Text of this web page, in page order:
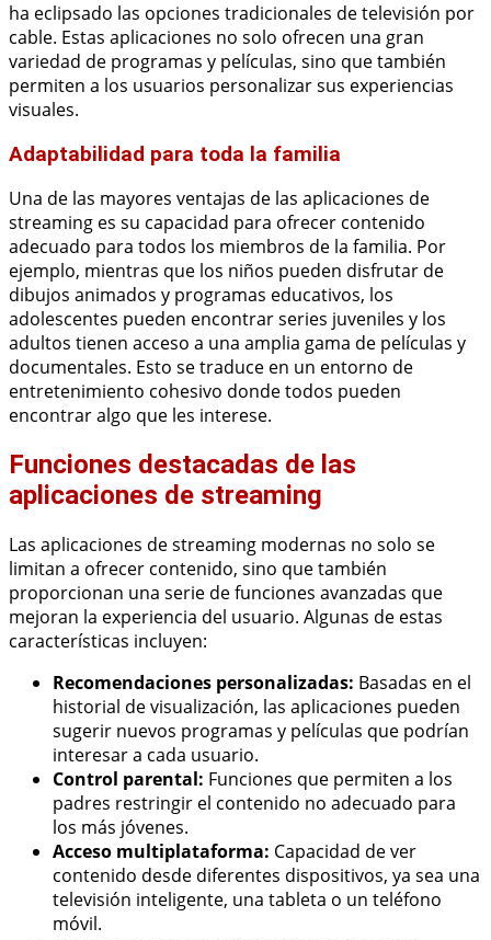
ha eclipsado las opciones tradicionales de televisión por
cable. Estas aplicaciones no solo ofrecen una gran
variedad de programas y películas, sino que también
permiten a los usuarios personalizar sus experiencias
visuales.
Adaptabilidad para toda la familia
Una de las mayores ventajas de las aplicaciones de
streaming es su capacidad para ofrecer contenido
adecuado para todos los miembros de la familia. Por
ejemplo, mientras que los niños pueden disfrutar de
dibujos animados y programas educativos, los
adolescentes pueden encontrar series juveniles y los
adultos tienen acceso a una amplia gama de películas y
documentales. Esto se traduce en un entorno de
entretenimiento cohesivo donde todos pueden
encontrar algo que les interese.
Funciones destacadas de las
aplicaciones de streaming
Las aplicaciones de streaming modernas no solo se
limitan a ofrecer contenido, sino que también
proporcionan una serie de funciones avanzadas que
mejoran la experiencia del usuario. Algunas de estas
características incluyen:
Recomendaciones personalizadas: Basadas en el
historial de visualización, las aplicaciones pueden
sugerir nuevos programas y películas que podrían
interesar a cada usuario.
Control parental: Funciones que permiten a los
padres restringir el contenido no adecuado para
los más jóvenes.
Acceso multiplataforma: Capacidad de ver
contenido desde diferentes dispositivos, ya sea una
televisión inteligente, una tableta o un teléfono
móvil.